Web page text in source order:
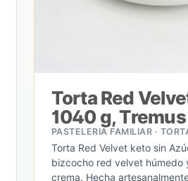
Torta Red
1040 g, Tremus
PASTELERIA FAMILIAR ·
Torta Red Velvet keto sin
bizcocho red velvet húmedo
crema. Hecha